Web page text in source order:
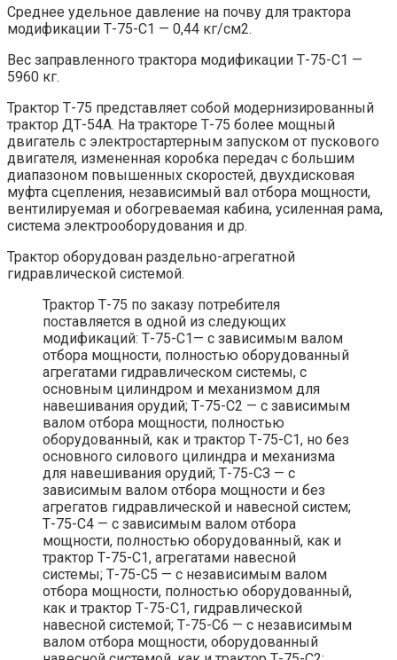
Среднее удельное давление на почву для трактора
модификации Т-75-С1 — 0,44 кг/см2.
Вес заправленного трактора модификации Т-75-С1 —
5960 кг.
Трактор Т-75 представляет собой модернизированный
трактор ДТ-54А. На тракторе Т-75 более мощный
двигатель с электростартерным запуском от пускового
двигателя, измененная коробка передач с большим
диапазоном повышенных скоростей, двухдисковая
муфта сцепления, независимый вал отбора мощности,
вентилируемая и обогреваемая кабина, усиленная рама,
система электрооборудования и др.
Трактор оборудован раздельно-агрегатной
гидравлической системой.
Трактор Т-75 по заказу потребителя
поставляется в одной из следующих
модификаций: Т-75-С1— с зависимым валом
отбора мощности, полностью оборудованный
агрегатами гидравлическом системы, с
основным цилиндром и механизмом для
навешивания орудий; Т-75-С2 — с зависимым
валом отбора мощности, полностью
оборудованный, как и трактор Т-75-С1, но без
основного силового цилиндра и механизма
для навешивания орудий; Т-75-СЗ — с
зависимым валом отбора мощности и без
агрегатов гидравлической и навесной систем;
Т-75-С4 — с зависимым валом отбора
мощности, полностью оборудованный, как и
трактор Т-75-С1, агрегатами навесной
системы; Т-75-С5 — с независимым валом
отбора мощности, полностью оборудованный,
как и трактор Т-75-С1, гидравлической
навесной системой; Т-75-С6 — с независимым
валом отбора мощности, оборудованный